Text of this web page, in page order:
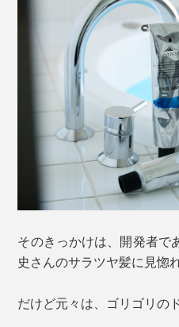
そのきっかけは、開発者で
史さんのサラツヤ髪に見惚
だけど元々は、ゴリゴリの